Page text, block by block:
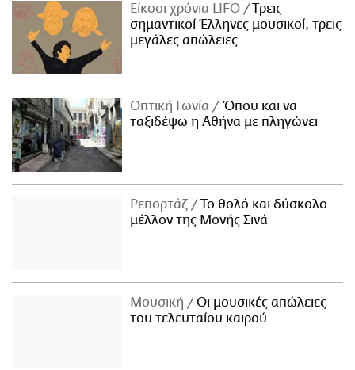
Είκοσι χρόνια LIFO
Tρεις
σημαντικοί Έλληνες μουσικοί, τρεις
μεγάλες απώλειες
Οπτική Γωνία
Όπου και να
ταξιδέψω η Αθήνα με πληγώνει
Ρεπορτάζ
Το θολό και δύσκολο
μέλλον της Μονής Σινά
Μουσική
Οι μουσικές απώλειες
του τελευταίου καιρού